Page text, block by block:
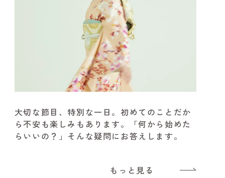
大切な節目、特別な一日。初めてのことだか
ら不安も楽しみもあります。
「何から始めた
らいいの？」そんな疑問にお答えします。
もっと見る